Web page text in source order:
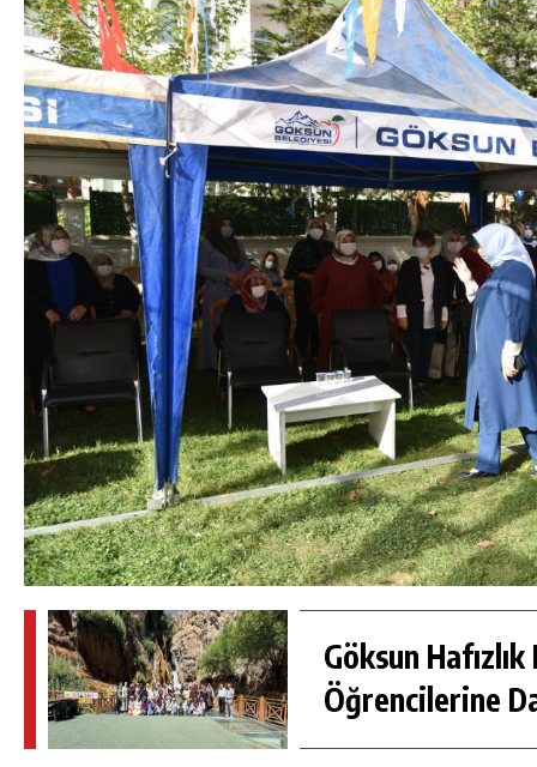
Göksun Hafızlık
Öğrencilerine